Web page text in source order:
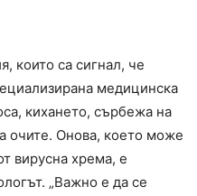
които са сигнал, че
медицинска
кихането, сърбежа на
очите. Онова, което може
вирусна хрема, е
„Важно е да се